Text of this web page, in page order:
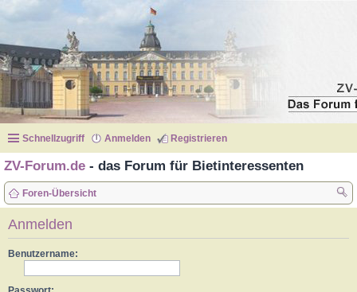
Schnellzugriff Anmelden Registrieren
ZV-Forum.de - das Forum für Bietinteressenten
Foren-Übersicht
Anmelden
Benutzername: